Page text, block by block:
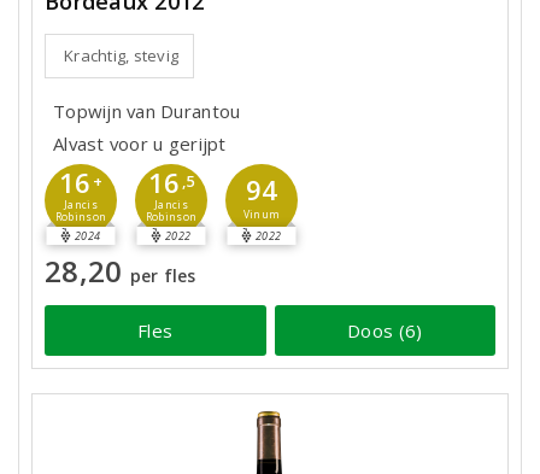
Krachtig, stevig
Topwijn van Durantou
Alvast voor u gerijpt
16 +
Jancis
Robinson
2024
16 ,5
Jancis
Robinson
2022
94
Vinum
2022
28,20 per fles
Fles Doos (6)